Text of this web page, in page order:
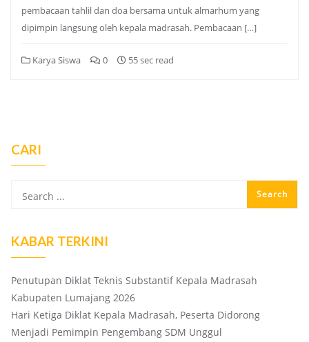
pembacaan tahlil dan doa bersama untuk almarhum yang
dipimpin langsung oleh kepala madrasah. Pembacaan […]
Karya Siswa 0 55 sec read
CARI
KABAR TERKINI
Penutupan Diklat Teknis Substantif Kepala Madrasah
Kabupaten Lumajang 2026
Hari Ketiga Diklat Kepala Madrasah, Peserta Didorong
Menjadi Pemimpin Pengembang SDM Unggul